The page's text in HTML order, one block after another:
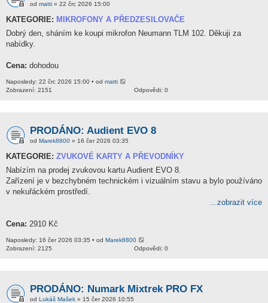
od matti » 22 črc 2026 15:00
KATEGORIE: MIKROFONY A PŘEDZESILOVAČE
Dobrý den, sháním ke koupi mikrofon Neumann TLM 102. Děkuji za
nabídky.
Cena: dohodou
Naposledy: 22 črc 2026 15:00 • od matti
Odpovědi: 0
Zobrazení: 2151
PRODÁNO: Audient EVO 8
od Marek8800 » 16 čer 2026 03:35
KATEGORIE: ZVUKOVÉ KARTY A PŘEVODNÍKY
Nabízím na prodej zvukovou kartu Audient EVO 8.
Zařízení je v bezchybném technickém i vizuálním stavu a bylo používáno
v nekuřáckém prostředí.
...zobrazit více
Cena: 2910 Kč
Naposledy: 16 čer 2026 03:35 • od Marek8800
Odpovědi: 0
Zobrazení: 2125
PRODÁNO: Numark Mixtrek PRO FX
od Lukáš Mašek » 15 čer 2026 10:55